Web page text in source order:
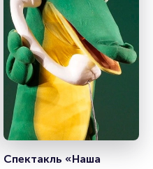
Спектакль «Наша